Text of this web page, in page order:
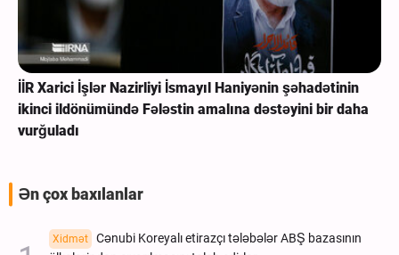
İİR Xarici İşlər Nazirliyi İsmayıl Haniyənin şəhadətinin
ikinci ildönümündə Fələstin amalına dəstəyini bir daha
vurğuladı
Ən çox baxılanlar
Xidmət
Cənubi Koreyalı etirazçı tələbələr ABŞ bazasının